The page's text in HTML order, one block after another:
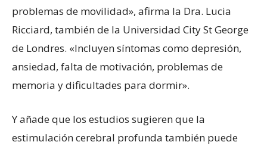
problemas de movilidad», afirma la Dra. Lucia
Ricciard, también de la Universidad City St George
de Londres. «Incluyen síntomas como depresión,
ansiedad, falta de motivación, problemas de
memoria y dificultades para dormir».
Y añade que los estudios sugieren que la
estimulación cerebral profunda también puede